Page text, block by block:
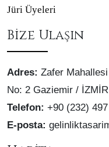
Jüri Üyeleri
Bize Ulaşın
Adres: Zafer
No: 2 Gaziemir / İZMİR
Telefon: +90 (232)
E-posta: